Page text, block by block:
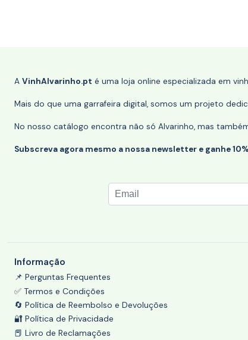
A VinhAlvarinho.pt é uma loja online especializada em
Mais do que uma garrafeira digital, somos um projeto
No nosso catálogo encontra não só Alvarinho, mas
Subscreva agora mesmo a nossa newsletter e ganhe
Informação
📌 Perguntas Frequentes
✅ Termos e Condições
🔄 Política de Reembolso e Devoluções
🔐 Política de Privacidade
📕 Livro de Reclamações